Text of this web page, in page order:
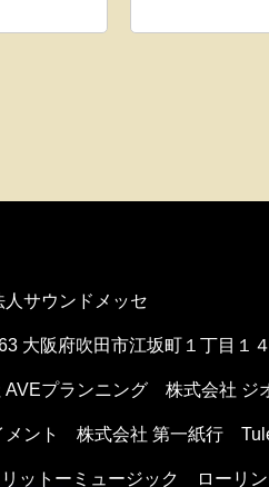
サウンドメッセ
大阪府吹田市江坂町１丁目１
AVEプランニング 株式会社 ジ
メント 株式会社 第一紙行
ットーミュージック ローリ